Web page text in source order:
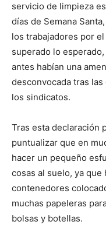
servicio de limpieza
días de Semana
los trabajadores por
superado lo
antes habían una
desconvocada tras
los sindicatos.
Tras esta declaración
puntualizar que en
hacer un pequeño
cosas al suelo, ya que
contenedores
muchas papeleras
bolsas y botellas.